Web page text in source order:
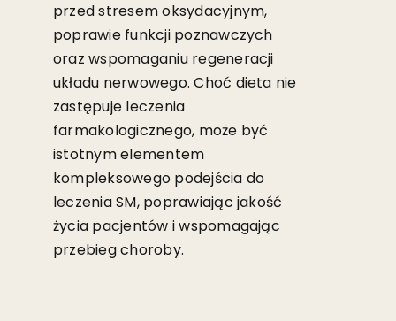
przed stresem oksydacyjnym,
poprawie funkcji poznawczych
oraz wspomaganiu regeneracji
układu nerwowego. Choć dieta nie
zastępuje leczenia
farmakologicznego, może być
istotnym elementem
kompleksowego podejścia do
leczenia SM, poprawiając jakość
życia pacjentów i wspomagając
przebieg choroby.